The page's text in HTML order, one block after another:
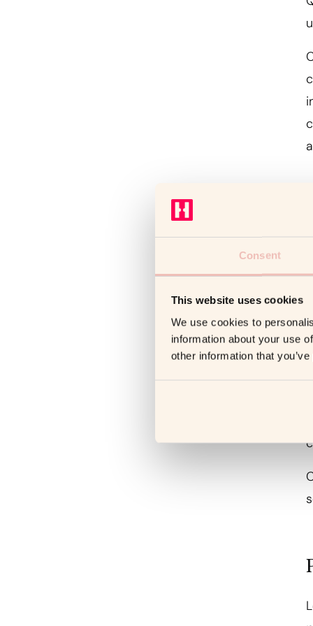
Consent
This website uses cookies
We use cookies to
information about your use
other information that